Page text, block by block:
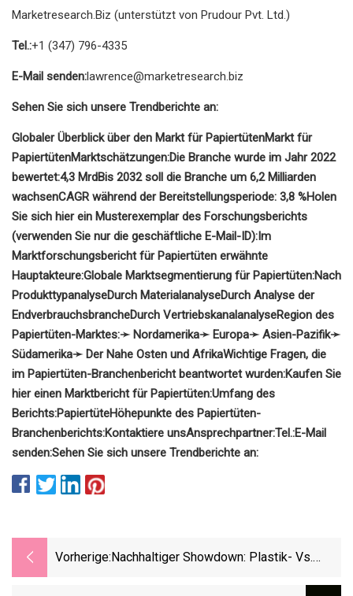
Marketresearch.Biz (unterstützt von Prudour Pvt. Ltd.)
Tel.:+1 (347) 796-4335
E-Mail senden:lawrence@marketresearch.biz
Sehen Sie sich unsere Trendberichte an:
Globaler Überblick über den Markt für PapiertütenMarkt für
PapiertütenMarktschätzungen:Die Branche wurde im Jahr 2022
bewertet:4,3 MrdBis 2032 soll die Branche um 6,2 Milliarden
wachsenCAGR während der Bereitstellungsperiode: 3,8 %Holen
Sie sich hier ein Musterexemplar des Forschungsberichts
(verwenden Sie nur die geschäftliche E-Mail-ID):Im
Marktforschungsbericht für Papiertüten erwähnte
Hauptakteure:Globale Marktsegmentierung für Papiertüten:Nach
ProdukttypanalyseDurch MaterialanalyseDurch Analyse der
EndverbrauchsbrancheDurch VertriebskanalanalyseRegion des
Papiertüten-Marktes:➛ Nordamerika➛ Europa➛ Asien-Pazifik➛
Südamerika➛ Der Nahe Osten und AfrikaWichtige Fragen, die
im Papiertüten-Branchenbericht beantwortet wurden:Kaufen Sie
hier einen Marktbericht für Papiertüten:Umfang des
Berichts:PapiertüteHöhepunkte des Papiertüten-
Branchenberichts:Kontaktiere unsAnsprechpartner:Tel.:E-Mail
senden:Sehen Sie sich unsere Trendberichte an:
Vorherige: Nachhaltiger Showdown: Plastik- Vs.